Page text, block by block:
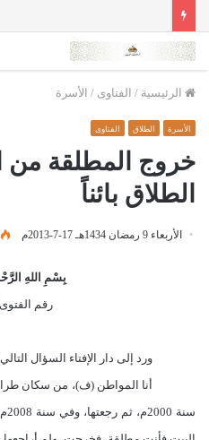
الرئيسية / الفتاوى / الأسرة
الأسرة الطلاق الفتاوى
خروج المطلقة من
الطلاق بائناً
الأربعاء 9 رمضان 1434هـ 17-7-2013م
بِسْمِ اللهِ
رقم الفتوى
ورد إلى دار الإفتاء السؤال
أنا المواطن (ف)، من سكان